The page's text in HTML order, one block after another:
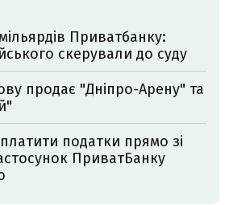
Приватбанку:
скерували до суду
продає "Дніпро-Арену" та
податки прямо зі
ПриватБанку